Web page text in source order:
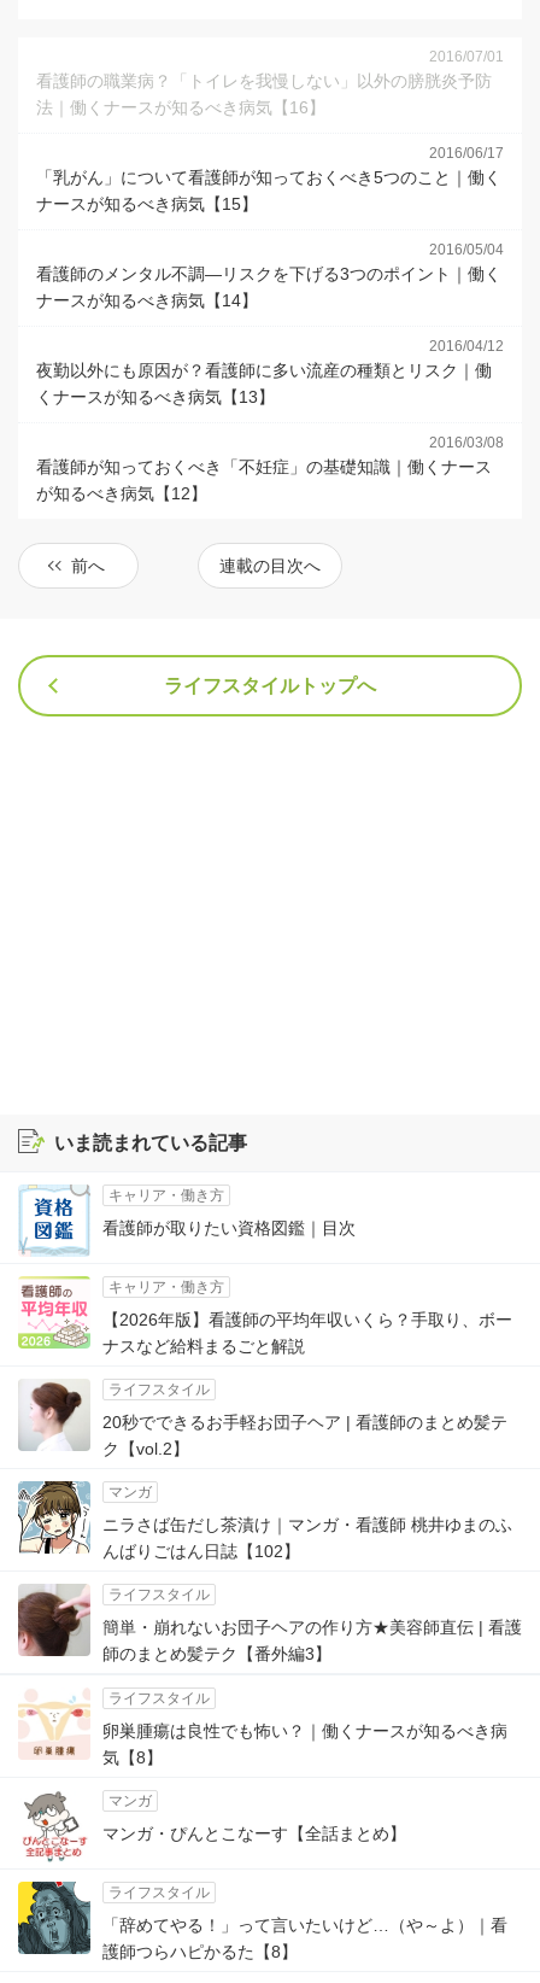
2016/07/01
看護師の職業病？「トイレを我慢しない」以外の膀胱炎予防
法｜働くナースが知るべき病気【16】
2016/06/17
「乳がん」について看護師が知っておくべき5つのこと｜働く
ナースが知るべき病気【15】
2016/05/04
看護師のメンタル不調―リスクを下げる3つのポイント｜働く
ナースが知るべき病気【14】
2016/04/12
夜勤以外にも原因が？看護師に多い流産の種類とリスク｜働
くナースが知るべき病気【13】
2016/03/08
看護師が知っておくべき「不妊症」の基礎知識｜働くナース
が知るべき病気【12】
前へ 連載の目次へ
ライフスタイルトップへ
いま読まれている記事
キャリア・働き方
看護師が取りたい資格図鑑｜目次
キャリア・働き方
【2026年版】看護師の平均年収いくら？手取り、ボー
ナスなど給料まるごと解説
ライフスタイル
20秒でできるお手軽お団子ヘア | 看護師のまとめ髪テ
ク【vol.2】
マンガ
ニラさば缶だし茶漬け｜マンガ・看護師 桃井ゆまのふ
んばりごはん日誌【102】
ライフスタイル
簡単・崩れないお団子ヘアの作り方★美容師直伝 | 看護
師のまとめ髪テク【番外編3】
ライフスタイル
卵巣腫瘍は良性でも怖い？｜働くナースが知るべき病
気【8】
マンガ
マンガ・ぴんとこなーす【全話まとめ】
ライフスタイル
「辞めてやる！」って言いたいけど…（や～よ）｜看
護師つらハピかるた【8】